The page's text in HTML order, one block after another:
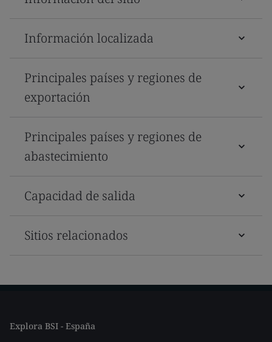
Información localizada
Principales países y regiones de
exportación
Principales países y regiones de
abastecimiento
Capacidad de salida
Sitios relacionados
Explora BSI - España